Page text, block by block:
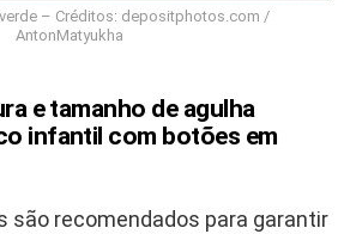
– Créditos: depositphotos.com /
AntonMatyukha
e tamanho de agulha
infantil com botões em
são recomendados para garantir